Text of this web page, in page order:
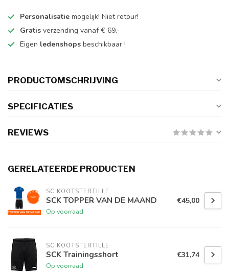
Personalisatie mogelijk! Niet retour!
Gratis verzending vanaf € 69,-
Eigen ledenshops beschikbaar !
PRODUCTOMSCHRIJVING
SPECIFICATIES
REVIEWS
GERELATEERDE PRODUCTEN
SC KOOTSTERTILLE
SCK TOPPER VAN DE MAAND
Op voorraad
€45,00
SC KOOTSTERTILLE
SCK Trainingsshort
Op voorraad
€31,74